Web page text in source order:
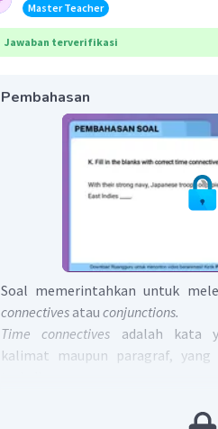
Master Teacher
Jawaban terverifikasi
Pembahasan
Soal memerintahkan untuk
connectivesatau conjunctions.
Time connectives adalah kata
kalimat maupun paragraf, yang
occupied the entire Netherland